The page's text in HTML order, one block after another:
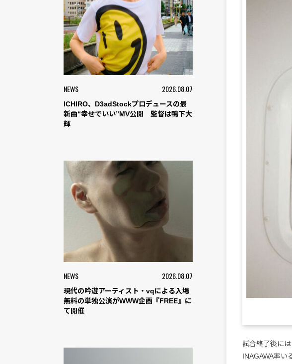
NEWS 2026.08.07
ICHIRO、D3adStockプロデュースの最
新曲“幸せでいい”MV公開 監督は鴨下大
輝
NEWS 2026.08.07
現代の吟遊アーティスト・vqによる入場
無料の単独公演がWWW企画『FREE』に
て開催
試合終了後に
INAGAWA率い